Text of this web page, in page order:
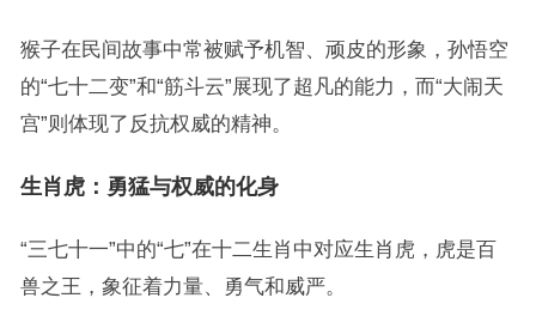
猴子在民间故事中常被赋予机智、顽皮的形象，孙悟空
的“七十二变”和“筋斗云”展现了超凡的能力，而“大闹天
宫”则体现了反抗权威的精神。
生肖虎：勇猛与权威的化身
“三七十一”中的“七”在十二生肖中对应生肖虎，虎是百
兽之王，象征着力量、勇气和威严。